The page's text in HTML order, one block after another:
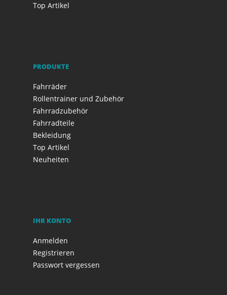
Top Artikel
PRODUKTE
Fahrräder
Rollentrainer und Zubehör
Fahrradzubehör
Fahrradteile
Bekleidung
Top Artikel
Neuheiten
IHR KONTO
Anmelden
Registrieren
Passwort vergessen